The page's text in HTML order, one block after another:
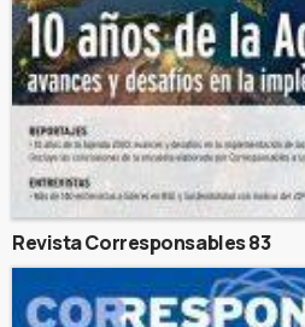
Revista Corresponsables 83